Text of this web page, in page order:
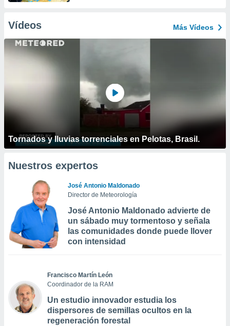
Vídeos Más Vídeos
Tornados y lluvias torrenciales en Pelotas, Brasil.
Nuestros expertos
José Antonio Maldonado
Director de Meteorología
José Antonio Maldonado advierte de
un sábado muy tormentoso y señala
las comunidades donde puede llover
con intensidad
Francisco Martín León
Coordinador de la RAM
Un estudio innovador estudia los
dispersores de semillas ocultos en la
regeneración forestal